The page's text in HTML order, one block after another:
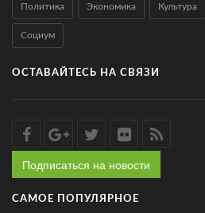
Политика Экономика Культура
Социум
ОСТАВАЙТЕСЬ НА СВЯЗИ
Подписаться на новости
САМОЕ ПОПУЛЯРНОЕ